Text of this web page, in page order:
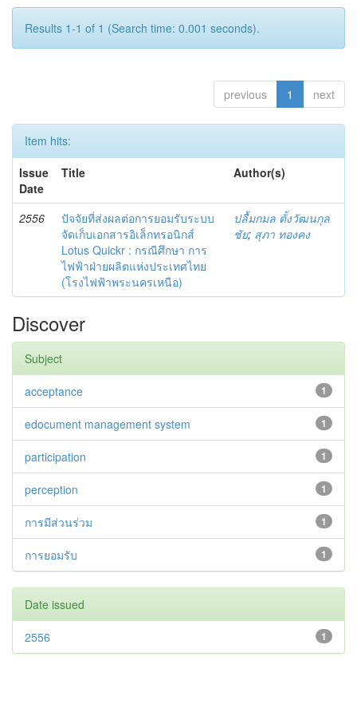
Results 1-1 of 1 (Search time: 0.001 seconds).
previous 1 next
Item hits:
Issue
Date
Title Author(s)
2556
ปัจจัยที่ส่งผลต่อการยอมรับระบบ
จัดเก็บเอกสารอิเล็กทรอนิกส์
Lotus Quickr : กรณีศึกษา การ
ไฟฟ้าฝ่ายผลิตแห่งประเทศไทย
(โรงไฟฟ้าพระนครเหนือ)
ปลื้มกมล ตั้งวัฒนกุล
ชัย; สุภา ทองคง
Discover
Subject
1
acceptance
1
edocument management system
1
participation
1
perception
1
การมีส่วนร่วม
1
การยอมรับ
Date issued
1
2556